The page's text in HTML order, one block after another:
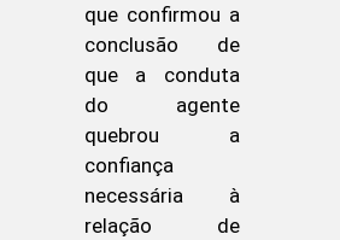
que confirmou a
conclusão de
que a conduta
do agente
quebrou a
confiança
necessária à
relação de